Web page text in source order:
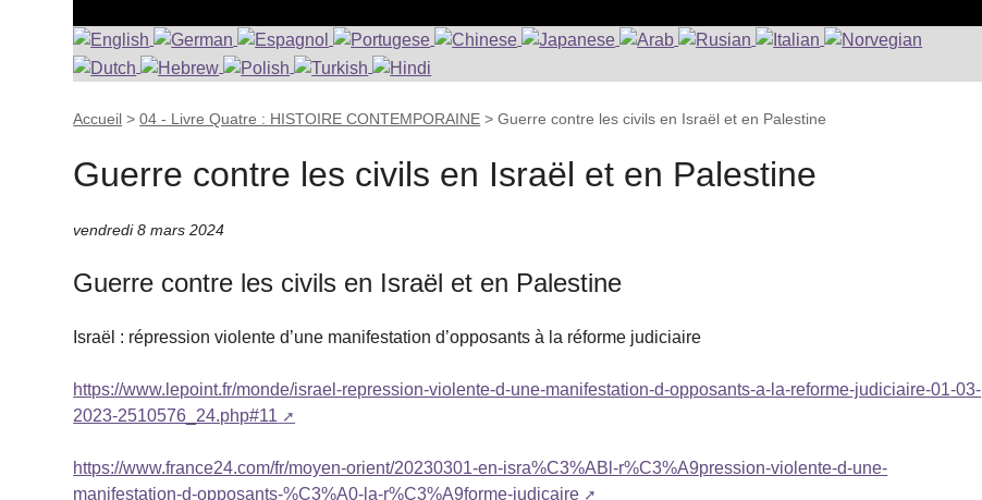
Accueil >04 - Livre Quatre : HISTOIRE CONTEMPORAINE >Guerre contre les civils en Israël et en Palestine
Guerre contre les civils en Israël et en Palestine
vendredi 8 mars 2024
Guerre contre les civils en Israël et en Palestine
Israël : répression violente d’une manifestation d’opposants à la réforme judiciaire
https://www.lepoint.fr/monde/israel-repression-violente-d-une-manifestation-d-opposants-a-la-reforme-judiciaire-01-03-
2023-2510576_24.php#11
https://www.france24.com/fr/moyen-orient/20230301-en-isra%C3%ABl-r%C3%A9pression-violente-d-une-
manifestation-d-opposants-%C3%A0-la-r%C3%A9forme-judicaire